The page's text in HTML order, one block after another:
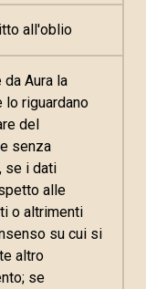
all'oblio
Aura la
lo riguardano
del
senza
se i dati
alle
o altrimenti
su cui si
altro
se